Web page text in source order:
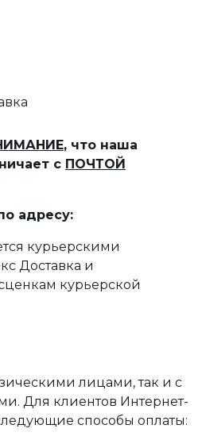
, что наша
с ПОЧТОЙ
адресу:
курьерскими
Доставка и
курьерской
лицами, так и с
Для клиентов Интернет-
способы оплаты: